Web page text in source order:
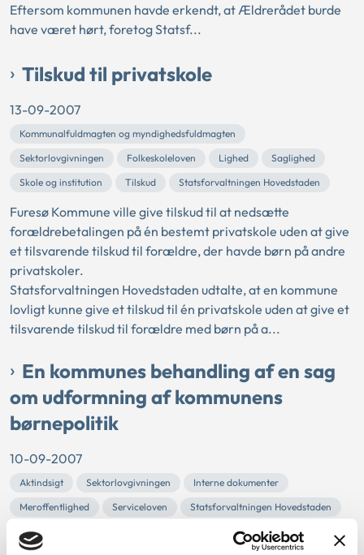
Eftersom kommunen havde erkendt, at Ældrerådet burde
have været hørt, foretog Statsf...
Tilskud til privatskole
13-09-2007
Kommunalfuldmagten og myndighedsfuldmagten
Sektorlovgivningen
Folkeskoleloven Lighed
Saglighed
Skole og institution
Tilskud Statsforvaltningen Hovedstaden
Furesø Kommune ville give tilskud til at nedsætte
forældrebetalingen på én bestemt privatskole uden at give
et tilsvarende tilskud til forældre, der havde børn på andre
privatskoler.
Statsforvaltningen Hovedstaden udtalte, at en kommune
lovligt kunne give et tilskud til én privatskole uden at give et
tilsvarende tilskud til forældre med børn på a...
En kommunes behandling af en sag
om udformning af kommunens
børnepolitik
10-09-2007
Aktindsigt Sektorlovgivningen
Interne dokumenter
Meroffentlighed
Serviceloven Statsforvaltningen Hovedstaden
Forældrenævnet i Tårnby Kommune bad